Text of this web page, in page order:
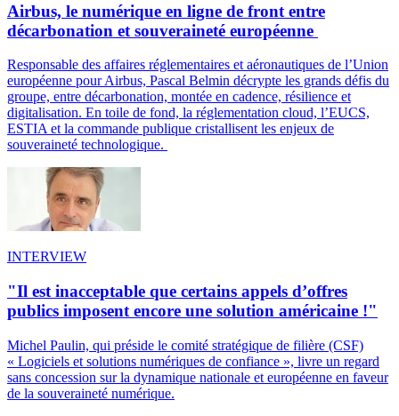
Airbus, le numérique en ligne de front entre
décarbonation et souveraineté européenne
Responsable des affaires réglementaires et aéronautiques de l’Union
européenne pour Airbus, Pascal Belmin décrypte les grands défis du
groupe, entre décarbonation, montée en cadence, résilience et
digitalisation. En toile de fond, la réglementation cloud, l’EUCS,
ESTIA et la commande publique cristallisent les enjeux de
souveraineté technologique.
INTERVIEW
"Il est inacceptable que certains appels d’offres
publics imposent encore une solution américaine !"
Michel Paulin, qui préside le comité stratégique de filière (CSF)
« Logiciels et solutions numériques de confiance », livre un regard
sans concession sur la dynamique nationale et européenne en faveur
de la souveraineté numérique.